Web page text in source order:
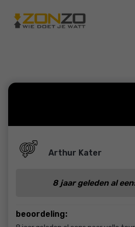
Arthur Kater
8 jaar geleden al
beoordeling: